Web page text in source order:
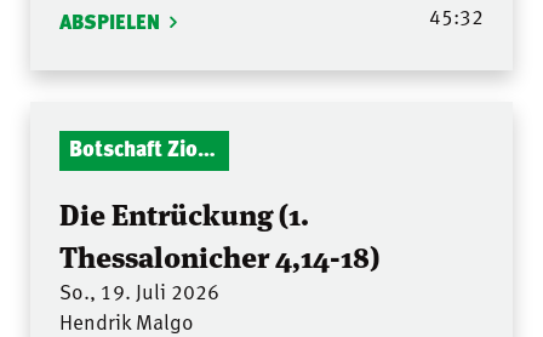
ABSPIELEN 45:32
Botschaft Zionshalle
Die Entrückung (1.
Thessalonicher 4,14-18)
So., 19. Juli 2026
Hendrik Malgo